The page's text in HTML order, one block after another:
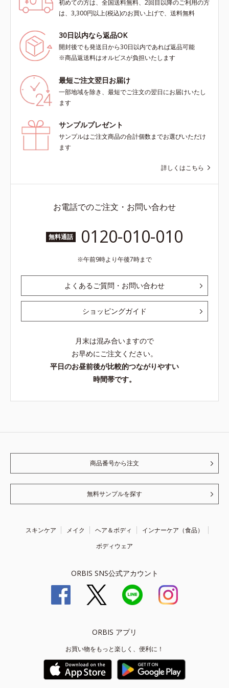
初めての方は、全国送料無料、2回目以降のご利用の方
は、3,300円以上(税込)のお買い上げで、送料無料
30日以内なら返品OK
開封後でも発送日から30日以内であれば返品可能
※商品返送料はオルビスが負担いたします
最短ご注文翌日お届け
一部地域を除き、最短でご注文の翌日にお届けいたし
ます
サンプルプレゼント
サンプルはご注文商品の合計個数までお選びいただけ
ます
詳しくはこちら
お電話でのご注文・お問い合わせ
無料通話 0120-010-010
午前9時より午後7時まで
よくあるご質問・お問い合わせ
ショッピングガイド
月末は混み合いますので
お早めにご注文ください。
平日のお昼前後が比較的つながりやすい
時間帯です。
商品番号から注文
無料サンプルを探す
スキンケア メイク ヘア＆ボディ
インナーケア（食品）
ボディウェア
ORBIS SNS公式アカウント
ORBIS アプリ
お買い物をもっと楽しく、便利に！